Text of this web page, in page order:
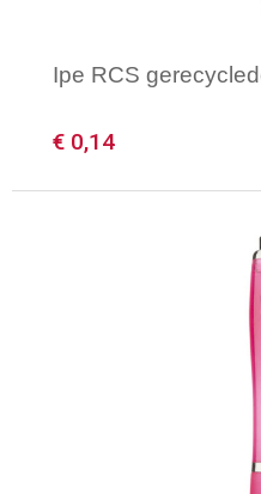
Ipe RCS
€ 0,14
Minimale